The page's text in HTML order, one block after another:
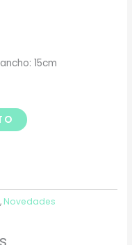
15cm
, Novedades